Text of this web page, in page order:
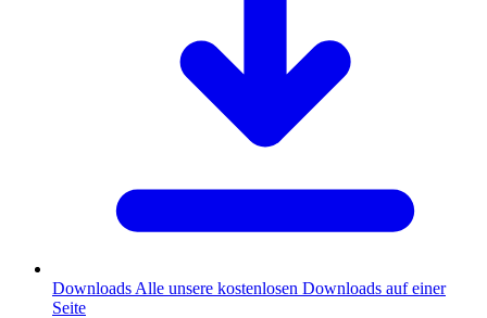
Downloads Alle unsere kostenlosen Downloads auf einer
Seite